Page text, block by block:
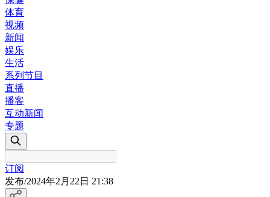
体育
视频
新闻
娱乐
生活
系列节目
直播
播客
互动新闻
专题
订阅
发布/2024年2月22日 21:38